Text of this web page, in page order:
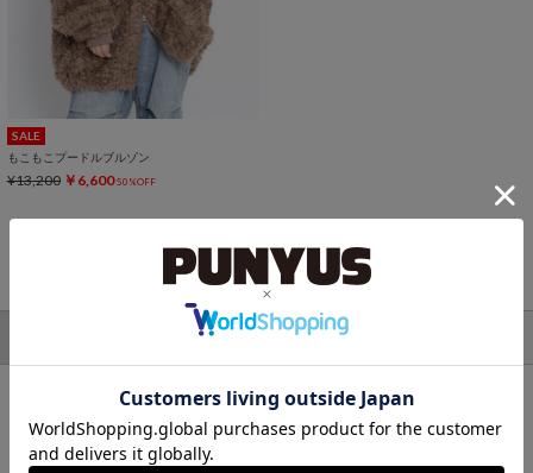
SALE
もこもこプードルブルゾン
¥13,200 ￥6,600 50%OFF
検索結果
アウター テーラードジャケット
対象アイテム：0件
条件に一致するアイテムがありませんでした。
条件を変えて探してみてください。